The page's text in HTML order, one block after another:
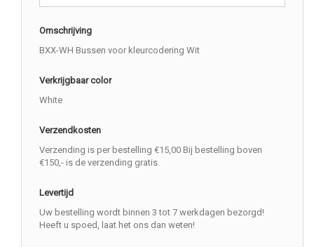
Omschrijving
BXX-WH Bussen voor kleurcodering Wit
Verkrijgbaar color
White
Verzendkosten
Verzending is per bestelling €15,00 Bij bestelling boven
€150,- is de verzending gratis.
Levertijd
Uw bestelling wordt binnen 3 tot 7 werkdagen bezorgd!
Heeft u spoed, laat het ons dan weten!